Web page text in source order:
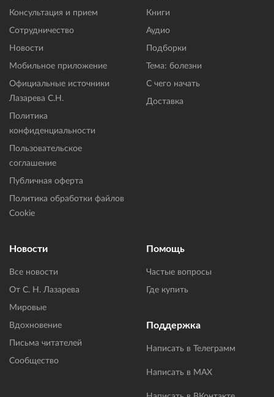
Консультация и прием
Сотрудничество
Новости
Мобильное приложение
Официальные источники
Лазарева С.Н.
Политика
конфиденциальности
Пользовательское
соглашение
Публичная оферта
Политика обработки файлов
Cookie
Книги
Аудио
Подборки
Тема: болезни
С чего начать
Доставка
Новости
Все новости
От С. Н. Лазарева
Мировые
Вдохновение
Письма читателей
Сообщество
Помощь
Частые вопросы
Где купить
Поддержка
Написать в Телеграмм
Написать в MAX